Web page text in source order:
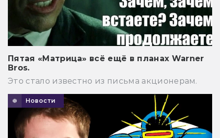
Пятая «Матрица» всё ещё в планах Warner
Bros.
Это стало известно из письма акционерам.
Новости